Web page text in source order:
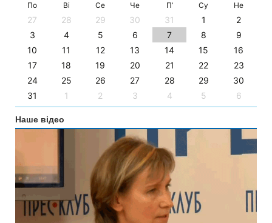
По Ві Се Че П’ Су Не
27 28 29 30 31 1
2
3
4 5 6 7 8
9
10
11 12 13 14 15
16
17
18 19 20 21 22
23
24
25 26 27 28 29
30
31
1 2 3 4 5 6
Наше відео